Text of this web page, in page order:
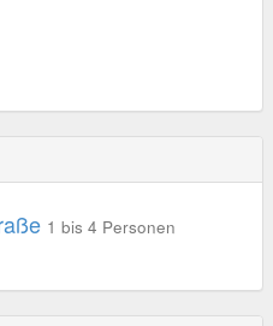
1 bis 4 Personen